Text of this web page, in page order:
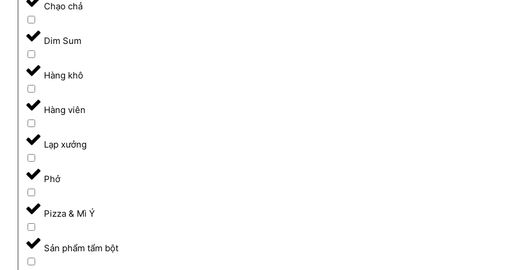
Chạo chả
Dim Sum
Hàng khô
Hàng viên
Lạp xưởng
Phở
Pizza & Mì Ý
Sản phẩm tẩm bột